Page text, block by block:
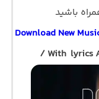
باشید
Download New
/ With lyrics